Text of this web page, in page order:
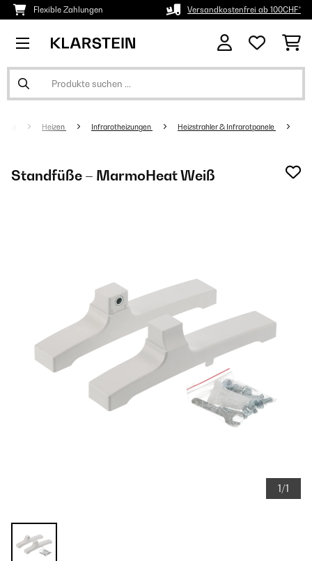
Flexible Zahlungen Versandkostenfrei ab 100CHF*
Heizen Infrarotheizungen Heizstrahler & Infrarotpanele
Standfüße – MarmoHeat Weiß
1/1